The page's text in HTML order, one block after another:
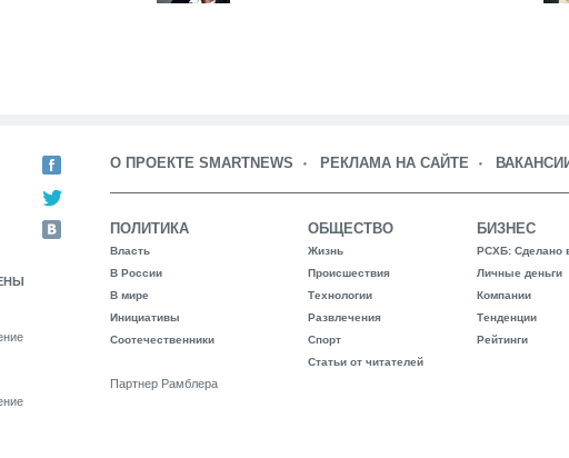
О ПРОЕКТЕ SMARTNEWS РЕКЛАМА НА САЙТЕ
ПОЛИТИКА
Власть
В России
В мире
Инициативы
Соотечественники
Партнер Рамблера
ОБЩЕСТВО
Жизнь
Происшествия
Технологии
Развлечения
Спорт
Статьи от читателей
БИЗНЕС
РСХБ: Сделано
Личные деньги
Компании
Тенденции
Рейтинги